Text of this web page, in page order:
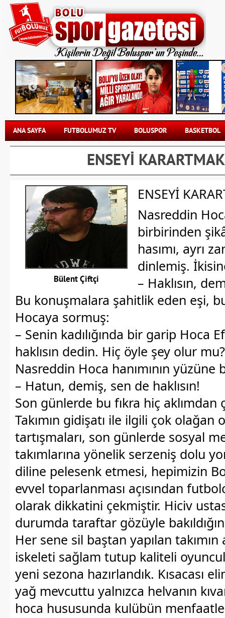
ANA SAYFA FUTBOLUMUZ TV BOLUSPOR BASKETBOL
ENSEYİ
Bülent Çiftçi
ENSEYİ
Nasreddin
birbirinden
hasımı, ayrı
dinlemiş.
– Haklısın,
Bu konuşmalara şahitlik eden eşi,
Hocaya sormuş:
– Senin kadılığında bir garip Hoca
haklısın dedin. Hiç öyle şey olur mu?
Nasreddin Hoca hanımının yüzüne
– Hatun, demiş, sen de haklısın!
Son günlerde bu fıkra hiç aklımdan
Takımın gidişatı ile ilgili çok olağan
tartışmaları, son günlerde sosyal
takımlarına yönelik serzeniş dolu
diline pelesenk etmesi, hepimizin
evvel toparlanması açısından
olarak dikkatini çekmiştir. Hiciv
durumda taraftar gözüyle
Her sene sil baştan yapılan
iskeleti sağlam tutup kaliteli
yeni sezona hazırlandık. Kısacası
yağ mevcuttu yalnızca helvanın
hoca hususunda kulübün